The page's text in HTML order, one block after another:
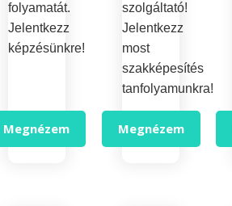
folyamatát.
Jelentkezz
képzésünkre!
Megnézem
szolgáltató!
Jelentkezz
most
szakképesítés
tanfolyamunkra!
Megnézem